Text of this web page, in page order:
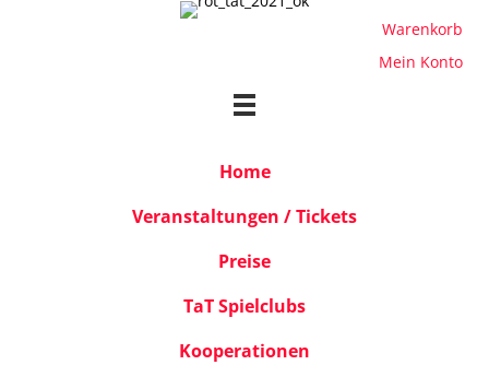
Warenkorb
Mein Konto
Home
Veranstaltungen / Tickets
Preise
TaT Spielclubs
Kooperationen